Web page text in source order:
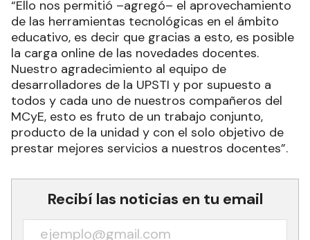
“Ello nos permitió –agregó– el aprovechamiento
de las herramientas tecnológicas en el ámbito
educativo, es decir que gracias a esto, es posible
la carga online de las novedades docentes.
Nuestro agradecimiento al equipo de
desarrolladores de la UPSTI y por supuesto a
todos y cada uno de nuestros compañeros del
MCyE, esto es fruto de un trabajo conjunto,
producto de la unidad y con el solo objetivo de
prestar mejores servicios a nuestros docentes”.
Recibí las noticias en tu email